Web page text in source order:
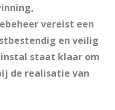
vereist een
en veilig
staat klaar om
de realisatie van